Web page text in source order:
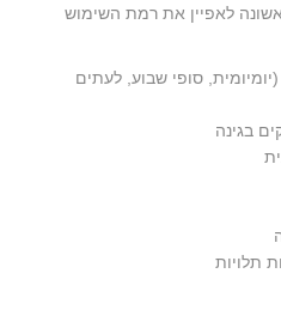
לאפיין את רמת השימוש
סופי שבוע, לעתים
בגינה
תלויות